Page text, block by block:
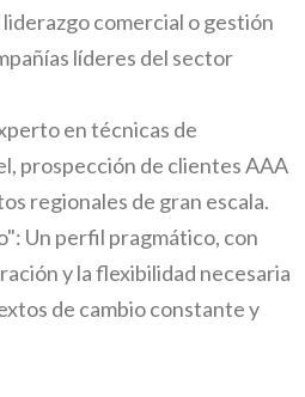
comercial o gestión
líderes del sector
en técnicas de
prospección de clientes AAA
regionales de gran escala.
Un perfil pragmático, con
y la flexibilidad necesaria
de cambio constante y